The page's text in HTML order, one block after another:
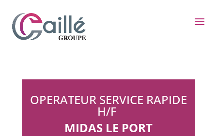
OPERATEUR SERVICE RAPIDE
H/F
MIDAS LE PORT